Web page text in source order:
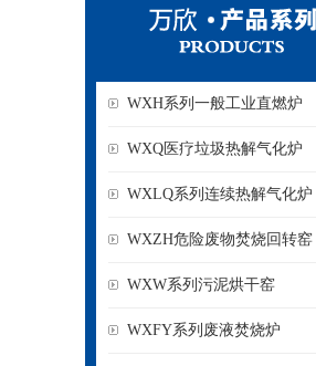
WXH系列一般工业直燃炉
WXQ医疗垃圾热解气化炉
WXLQ系列连续热解气化炉
WXZH危险废物焚烧回转窑
WXW系列污泥烘干窑
WXFY系列废液焚烧炉